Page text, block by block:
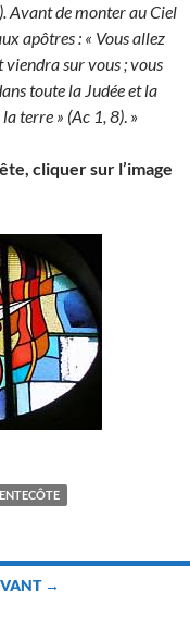
Avant de monter au Ciel
apôtres : « Vous allez
sur vous ; vous
toute la Judée et la
terre » (Ac 1, 8). »
cliquer sur l’image
→